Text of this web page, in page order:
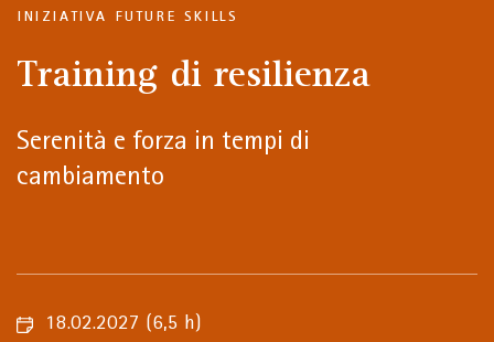
INIZIATIVA FUTURE SKILLS
Training di resilienza
Serenità e forza in tempi di
cambiamento
18.02.2027 (6,5 h)